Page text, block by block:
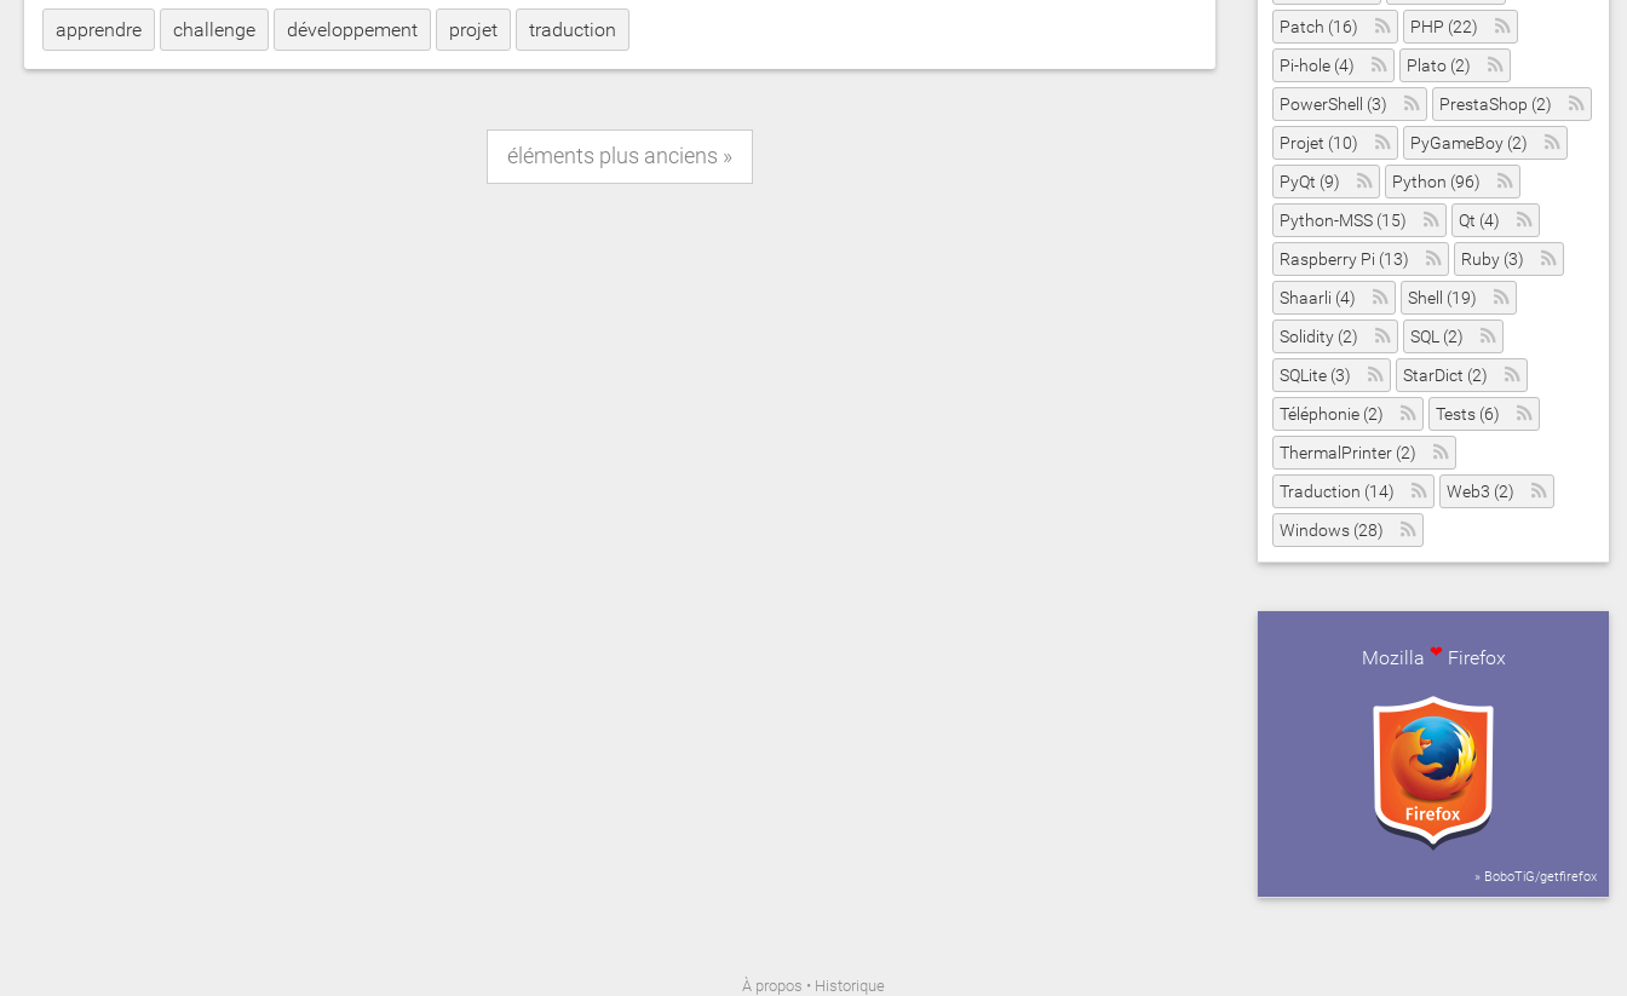
Patch (16)
PHP (22)
Pi-hole (4)
Plato (2)
PowerShell (3)
PrestaShop (2)
Projet (10)
PyGameBoy (2)
PyQt (9)
Python (96)
Python-MSS (15)
Qt (4)
Raspberry Pi (13)
Ruby (3)
Shaarli (4)
Shell (19)
Solidity (2)
SQL (2)
SQLite (3)
StarDict (2)
Téléphonie (2)
Tests (6)
ThermalPrinter (2)
Traduction (14)
Web3 (2)
Windows (28)
Mozilla ❤ Firefox
» BoboTiG/getfirefox
apprendre challenge développement projet traduction
éléments plus anciens
À propos • Historique